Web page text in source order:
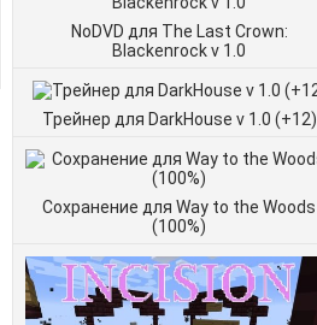
NoDVD для The Last Crown:
Blackenrock v 1.0
Трейнер для DarkHouse v 1.0 (+12)
Сохранение для Way to the Woods
(100%)